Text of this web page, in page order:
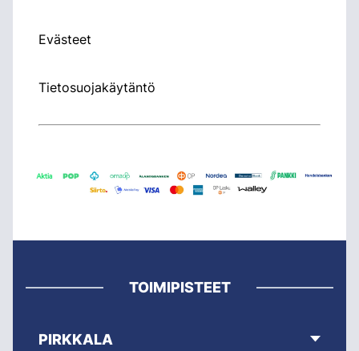
Evästeet
Tietosuojakäytäntö
TOIMIPISTEET
PIRKKALA